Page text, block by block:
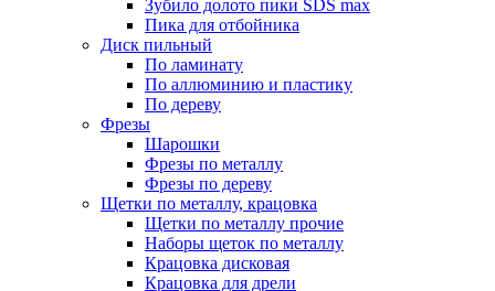
Зубило долото пики SDS max
Пика для отбойника
Диск пильный
По ламинату
По аллюминию и пластику
По дереву
Фрезы
Шарошки
Фрезы по металлу
Фрезы по дереву
Щетки по металлу, крацовка
Щетки по металлу прочие
Наборы щеток по металлу
Крацовка дисковая
Крацовка для дрели